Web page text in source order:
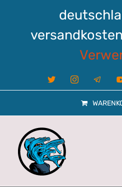
X InstagramTelegram